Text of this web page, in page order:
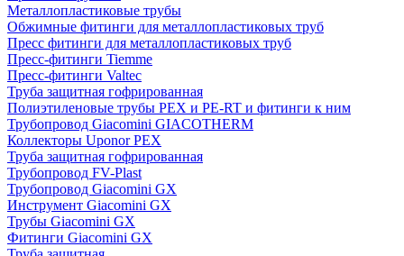
Металлопластиковые трубы
Обжимные фитинги для металлопластиковых труб
Пресс фитинги для металлопластиковых труб
Пресс-фитинги Tiemme
Пресс-фитинги Valtec
Труба защитная гофрированная
Полиэтиленовые трубы PEX и PE-RT и фитинги к ним
Трубопровод Giacomini GIACOTHERM
Коллекторы Uponor PEX
Труба защитная гофрированная
Трубопровод FV-Plast
Трубопровод Giacomini GX
Инструмент Giacomini GX
Трубы Giacomini GX
Фитинги Giacomini GX